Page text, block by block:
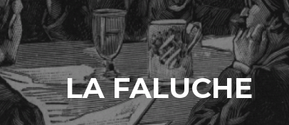
LA FALUCHE